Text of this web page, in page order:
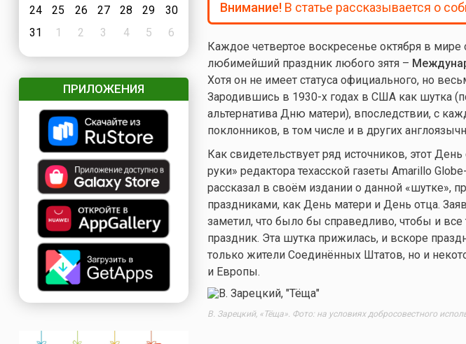
24
25 26 27 28 29
30
31
1 2 3 4 5 6
ПРИЛОЖЕНИЯ
Внимание!В статье рассказывается о
Каждое четвертое воскресенье октября в
любимейший праздник любого зятя –
Хотя он не имеет статуса официального, но
Зародившись в 1930-х годах в США как шутка
альтернатива Дню матери), впоследствии, с
поклонников, в том числе и в других
Как свидетельствует ряд источников, этот
руки» редактора техасской газеты Amarillo
рассказал в своём издании о данной «шутке»,
праздниками, как День матери и День отца.
заметил, что было бы справедливо, чтобы и
праздник. Эта шутка прижилась, и вскоре
только жители Соединённых Штатов, но и
и Европы.
В. Зарецкий, «Тёща». Фото: на условиях добросовестного